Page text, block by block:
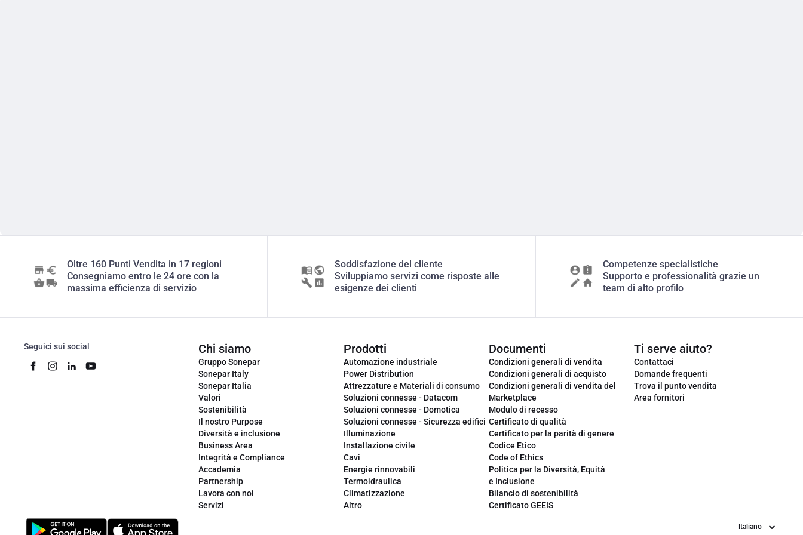
Oltre 160 Punti Vendita in 17 regioni
Consegniamo entro le 24 ore con la
massima efficienza di servizio
Soddisfazione del cliente
Sviluppiamo servizi come risposte alle
esigenze dei clienti
Competenze specialistiche
Supporto e professionalità grazie un
team di alto profilo
Seguici sui social Chi siamo
Gruppo Sonepar
Sonepar Italy
Sonepar Italia
Valori
Sostenibilità
Il nostro Purpose
Diversità e inclusione
Business Area
Integrità e Compliance
Accademia
Partnership
Lavora con noi
Servizi
Prodotti
Automazione industriale
Power Distribution
Attrezzature e Materiali di consumo
Soluzioni connesse - Datacom
Soluzioni connesse - Domotica
Soluzioni connesse - Sicurezza edifici
Illuminazione
Installazione civile
Cavi
Energie rinnovabili
Termoidraulica
Climatizzazione
Altro
Documenti
Condizioni generali di vendita
Condizioni generali di acquisto
Condizioni generali di vendita del
Marketplace
Modulo di recesso
Certificato di qualità
Certificato per la parità di genere
Codice Etico
Code of Ethics
Politica per la Diversità, Equità
e Inclusione
Bilancio di sostenibilità
Certificato GEEIS
Ti serve aiuto?
Contattaci
Domande frequenti
Trova il punto vendita
Area fornitori
Lingua